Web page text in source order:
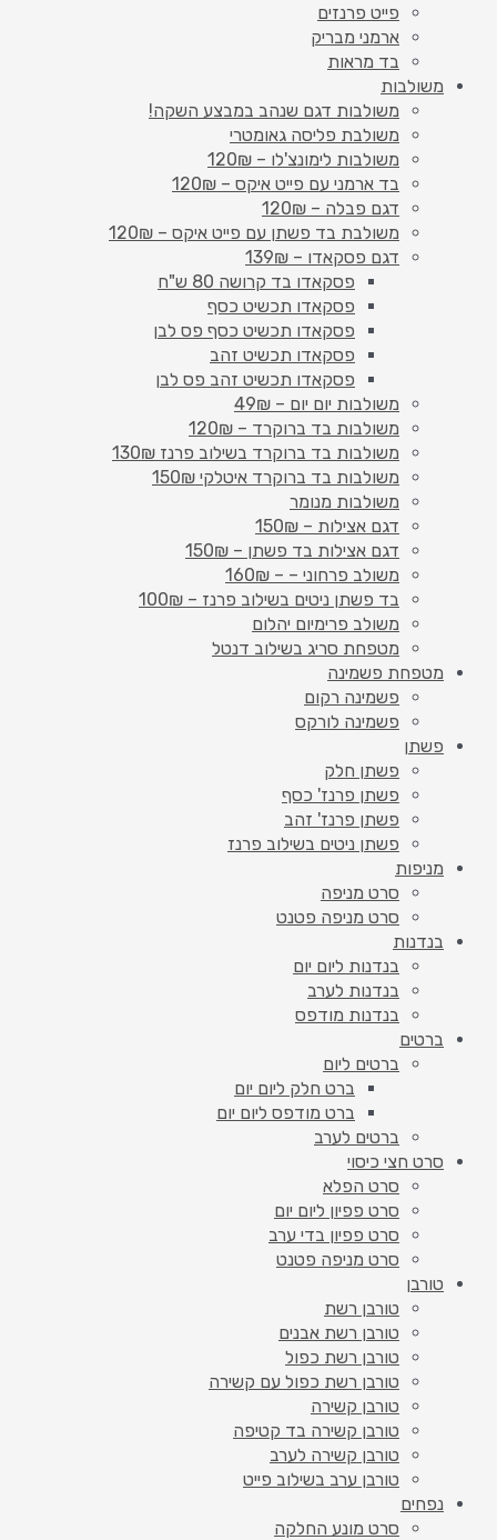
פייט פרנזים
ארמני מבריק
בד מראות
משולבות
משולבות דגם שנהב במבצע השקה!
משולבת פליסה גאומטרי
משולבות לימונצ'לו – 120₪
בד ארמני עם פייט איקס – 120₪
דגם פבלה – 120₪
משולבת בד פשתן עם פייט איקס – 120₪
דגם פסקאדו – 139₪
פסקאדו בד קרושה 80 ש"ח
פסקאדו תכשיט כסף
פסקאדו תכשיט כסף פס לבן
פסקאדו תכשיט זהב
פסקאדו תכשיט זהב פס לבן
משולבות יום יום – 49₪
משולבות בד ברוקרד – 120₪
משולבות בד ברוקרד בשילוב פרנז 130₪
משולבות בד ברוקרד איטלקי 150₪
משולבות מנומר
דגם אצילות – 150₪
דגם אצילות בד פשתן – 150₪
משולב פרחוני – – 160₪
בד פשתן ניטים בשילוב פרנז – 100₪
משולב פרימיום יהלום
מטפחת סריג בשילוב דנטל
מטפחת פשמינה
פשמינה רקום
פשמינה לורקס
פשתן
פשתן חלק
פשתן פרנז' כסף
פשתן פרנז' זהב
פשתן ניטים בשילוב פרנז
מניפות
סרט מניפה
סרט מניפה פטנט
בנדנות
בנדנות ליום יום
בנדנות לערב
בנדנות מודפס
ברטים
ברטים ליום
ברט חלק ליום יום
ברט מודפס ליום יום
ברטים לערב
סרט חצי כיסוי
סרט הפלא
סרט פפיון ליום יום
סרט פפיון בדי ערב
סרט מניפה פטנט
טורבן
טורבן רשת
טורבן רשת אבנים
טורבן רשת כפול
טורבן רשת כפול עם קשירה
טורבן קשירה
טורבן קשירה בד קטיפה
טורבן קשירה לערב
טורבן ערב בשילוב פייט
נפחים
סרט מונע החלקה